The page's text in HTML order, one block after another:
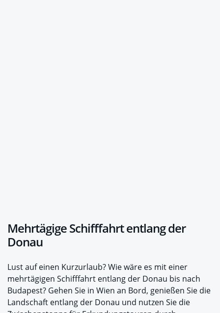
Mehrtägige Schifffahrt entlang der
Donau
Lust auf einen Kurzurlaub? Wie wäre es mit einer
mehrtägigen Schifffahrt entlang der Donau bis nach
Budapest? Gehen Sie in Wien an Bord, genießen Sie die
Landschaft entlang der Donau und nutzen Sie die